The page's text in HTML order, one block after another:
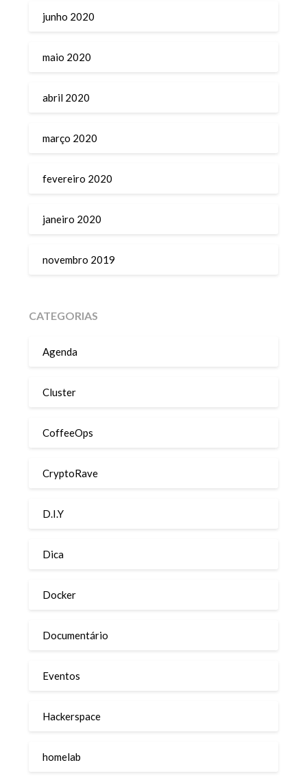
junho 2020
maio 2020
abril 2020
março 2020
fevereiro 2020
janeiro 2020
novembro 2019
CATEGORIAS
Agenda
Cluster
CoffeeOps
CryptoRave
D.I.Y
Dica
Docker
Documentário
Eventos
Hackerspace
homelab